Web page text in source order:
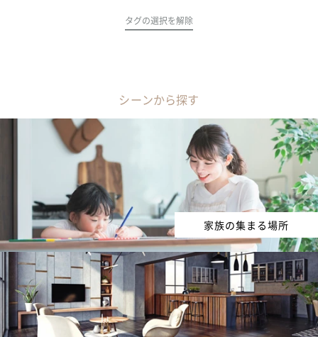
タグの選択を解除
シーンから探す
家族の集まる場所